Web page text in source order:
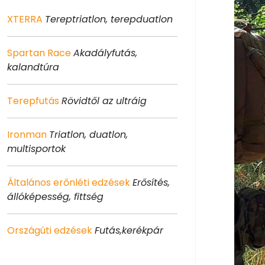
XTERRA Tereptriatlon, terepduatlon
Spartan RaceAkadályfutás,
kalandtúra
TerepfutásRövidtől az ultráig
Ironman Triatlon, duatlon,
multisportok
Általános erőnléti edzésekErősítés,
állóképesség, fittség
Országúti edzésekFutás,kerékpár